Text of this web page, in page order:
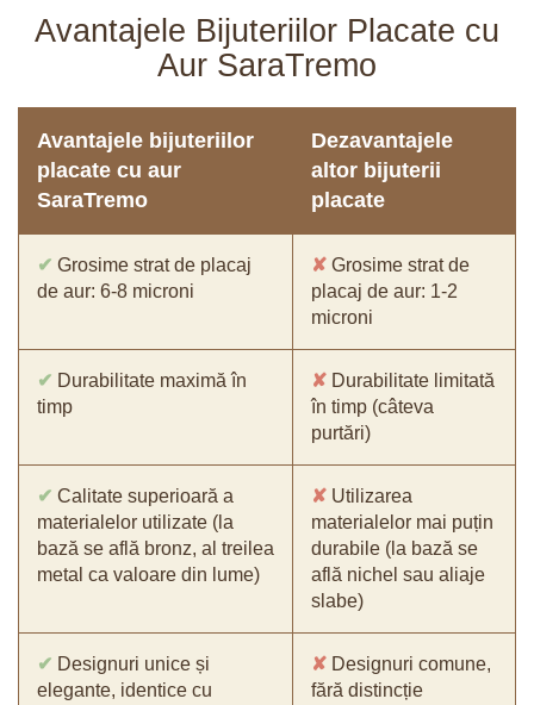
Avantajele Bijuteriilor Placate cu
Aur SaraTremo
Avantajele bijuteriilor
placate cu aur
SaraTremo
Dezavantajele
altor bijuterii
placate
✔ Grosime strat de placaj
de aur: 6-8 microni
✘ Grosime strat de
placaj de aur: 1-2
microni
✔ Durabilitate maximă în
timp
✘ Durabilitate limitată
în timp (câteva
purtări)
✔ Calitate superioară a
materialelor utilizate (la
bază se află bronz, al treilea
metal ca valoare din lume)
✘ Utilizarea
materialelor mai puțin
durabile (la bază se
află nichel sau aliaje
slabe)
✔ Designuri unice și
elegante, identice cu
✘ Designuri comune,
fără distincție